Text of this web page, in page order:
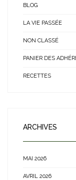
BLOG
LA VIE PASSÉE
NON CLASSÉ
PANIER DES
RECETTES
ARCHIVES
MAI 2026
AVRIL 2026